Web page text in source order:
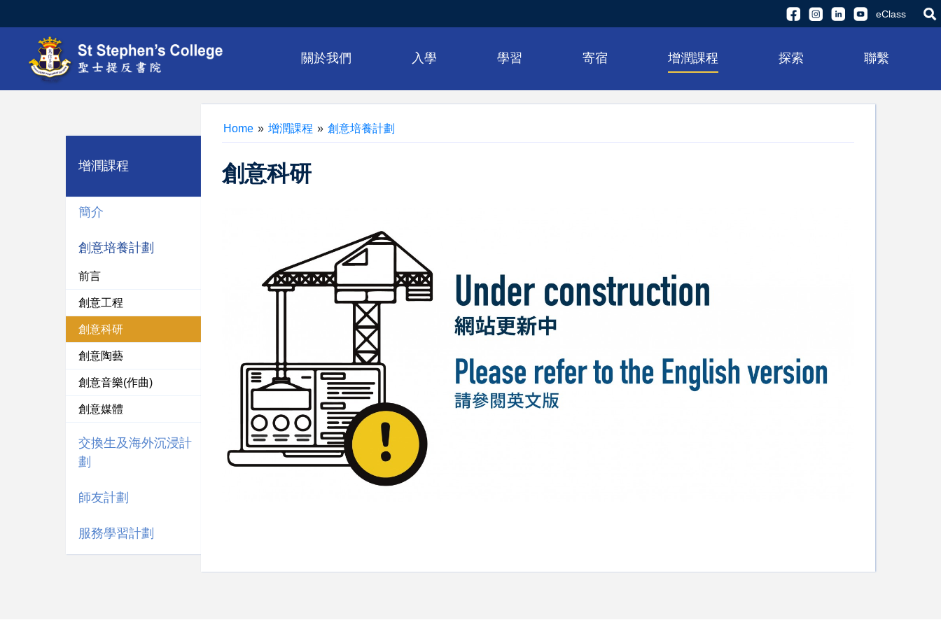
eClass
關於我們 入學 學習 寄宿 增潤課程 探索 聯繫
增潤課程
簡介
創意培養計劃
前言
創意工程
創意科研
創意陶藝
創意音樂(作曲)
創意媒體
交換生及海外沉浸計
劃
師友計劃
服務學習計劃
Home » 增潤課程 » 創意培養計劃
創意科研